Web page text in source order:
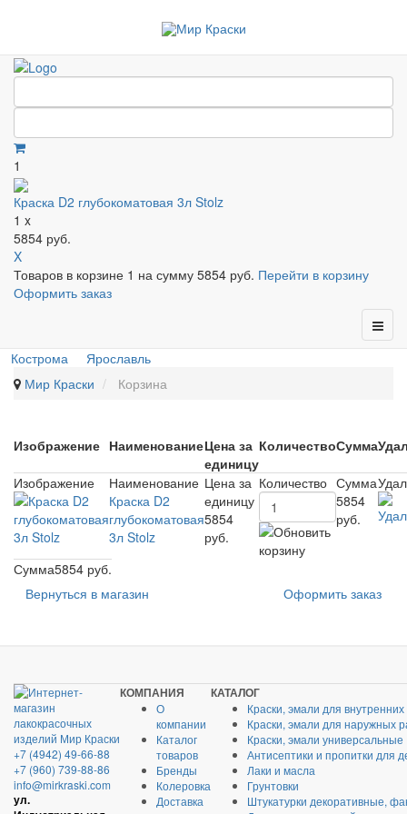
1
Краска D2 глубокоматовая 3л Stolz
1 x
5854 руб.
X
Товаров в корзине 1 на сумму 5854 руб. Перейти в корзину
Оформить заказ
Кострома
Ярославль
Мир Краски
Корзина
Изображение НаименованиеЦена за
единицу
КоличествоСумма
Изображение
Наименование
Краска D2
глубокоматовая
3л Stolz
Цена за
единицу
5854
руб.
Количество Сумма
5854
руб.
Сумма5854 руб.
Вернуться в магазин
Оформить заказ
+7 (4942) 49-66-88
+7 (960) 739-88-86
info@mirkraski.com
ул.
КОМПАНИЯ
О
компании
Каталог
товаров
Бренды
Колеровка
Доставка
КАТАЛОГ
Краски, эмали для
Краски, эмали для наружных
Краски, эмали универсальные
Антисептики и пропитки для
Лаки и масла
Грунтовки
Штукатурки декоративные,